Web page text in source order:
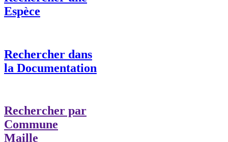
Espèce
Rechercher dans
la Documentation
Rechercher par
Commune
Maille